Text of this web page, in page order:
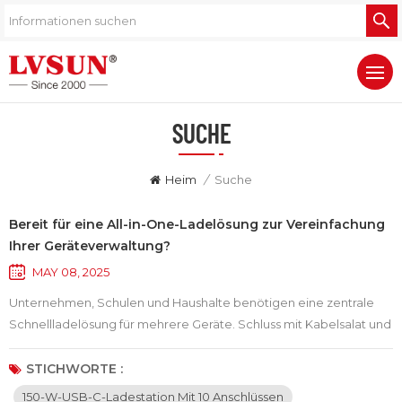
SUCHE
Heim / Suche
Bereit für eine All-in-One-Ladelösung zur Vereinfachung
Ihrer Geräteverwaltung?
MAY 08, 2025
Unternehmen, Schulen und Haushalte benötigen eine zentrale
Schnellladelösung für mehrere Geräte. Schluss mit Kabelsalat und
langsamem Laden – Die 150-W-USB-C-Ladestation mit 10
Anschlüssen ist Ihr idealer Partner für effizientes, sicheres und
bequemes Einschalten von Geräten. Umfassende Kompatibilität
STICHWORTE :
150-W-USB-C-Ladestation Mit 10 Anschlüssen